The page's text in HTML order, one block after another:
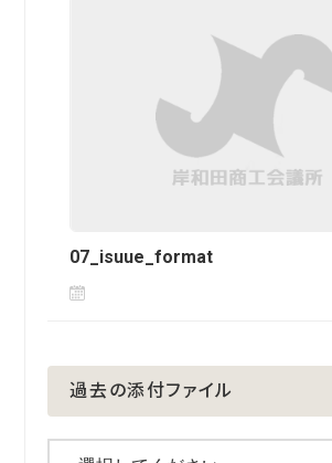
07_isuue_format
過去の添付ファイル